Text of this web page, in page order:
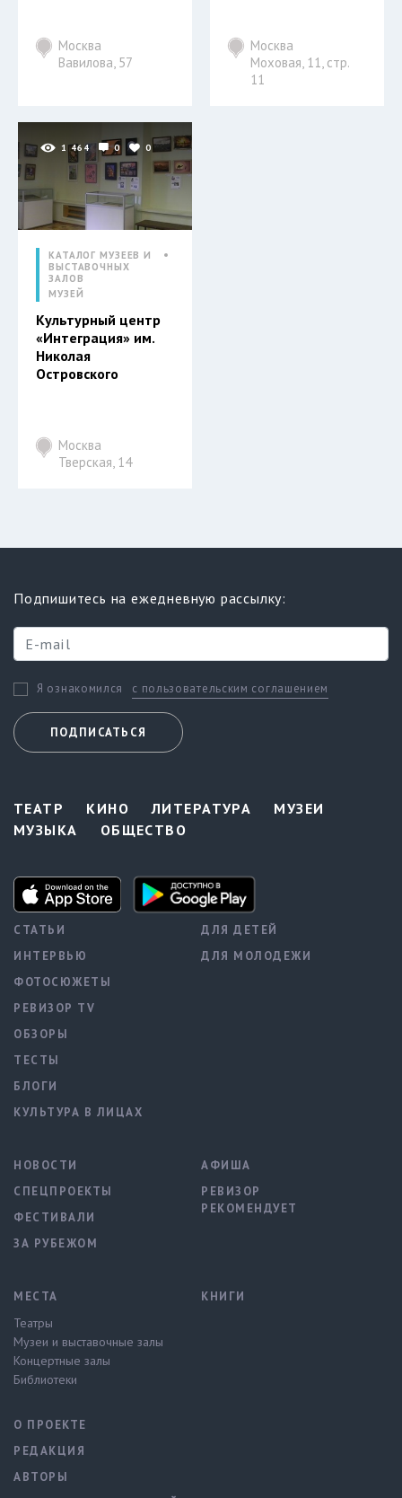
Москва
Вавилова, 57
Москва
Моховая, 11, стр.
11
1 464 0 0
КАТАЛОГ МУЗЕЕВ И
ВЫСТАВОЧНЫХ
ЗАЛОВ
МУЗЕЙ
Культурный центр
«Интеграция» им.
Николая
Островского
Москва
Тверская, 14
Подпишитесь на ежедневную рассылку:
Я ознакомился с пользовательским соглашением
ПОДПИСАТЬСЯ
ТЕАТР КИНО ЛИТЕРАТУРА
МУЗЕИ
МУЗЫКА
ОБЩЕСТВО
СТАТЬИ
ИНТЕРВЬЮ
ФОТОСЮЖЕТЫ
РЕВИЗОР TV
ОБЗОРЫ
ТЕСТЫ
БЛОГИ
КУЛЬТУРА В ЛИЦАХ
ДЛЯ ДЕТЕЙ
ДЛЯ МОЛОДЕЖИ
НОВОСТИ
СПЕЦПРОЕКТЫ
ФЕСТИВАЛИ
ЗА РУБЕЖОМ
АФИША
РЕВИЗОР
РЕКОМЕНДУЕТ
МЕСТА
Театры
Музеи и выставочные залы
Концертные залы
Библиотеки
КНИГИ
О ПРОЕКТЕ
РЕДАКЦИЯ
АВТОРЫ